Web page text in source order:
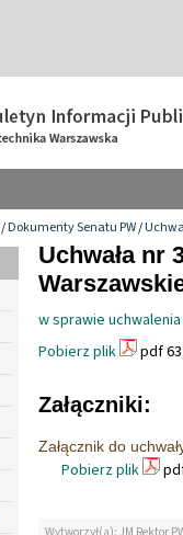
/Dokumenty Senatu PW/
Uchwała nr
w sprawie
Pobierz plik
pdf
Załączniki:
Załącznik do
Pobierz plik